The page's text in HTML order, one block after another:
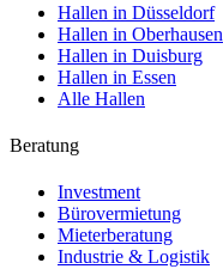
Hallen in Düsseldorf
Hallen in Oberhausen
Hallen in Duisburg
Hallen in Essen
Alle Hallen
Beratung
Investment
Bürovermietung
Mieterberatung
Industrie & Logistik